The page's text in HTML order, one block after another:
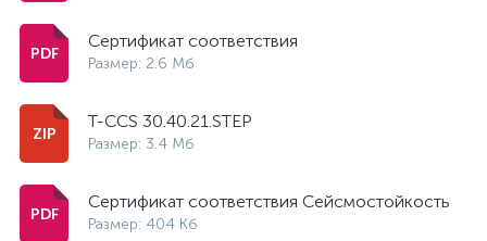
Сертификат соответствия
Размер: 2.6 Мб
T-CCS 30.40.21.STEP
Размер: 3.4 Мб
Сертификат соответствия Сейсмостойкость
Размер: 404 Кб